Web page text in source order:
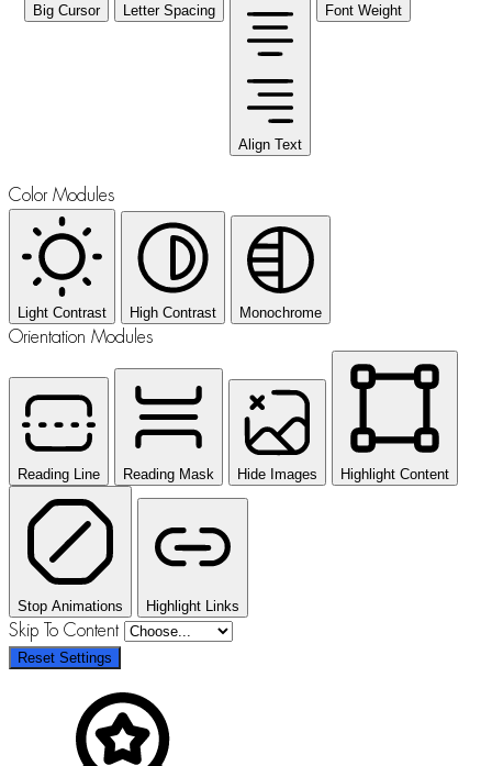
Big Cursor Letter Spacing
Align Text
Font Weight
Color Modules
Light Contrast High Contrast Monochrome
Orientation Modules
Reading Line Reading Mask Hide Images Highlight Content
Stop Animations Highlight Links
Skip To Content
Reset Settings